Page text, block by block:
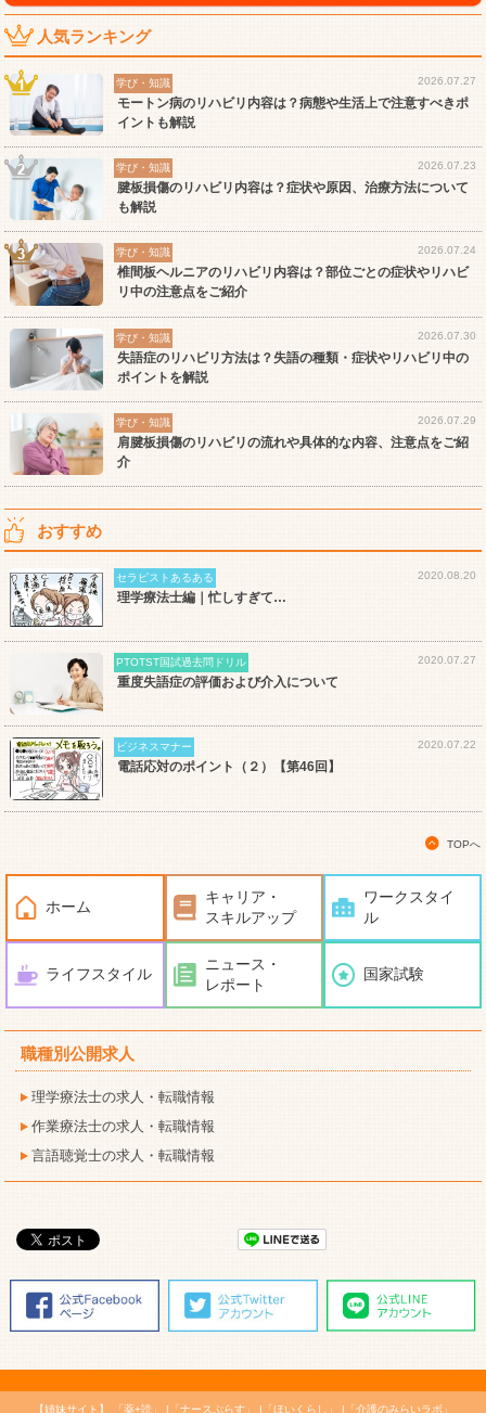
人気ランキング
学び・知識 2026.07.27
モートン病のリハビリ内容は？病態や生活上で注意すべきポ
イントも解説
学び・知識 2026.07.23
腱板損傷のリハビリ内容は？症状や原因、治療方法について
も解説
学び・知識 2026.07.24
椎間板ヘルニアのリハビリ内容は？部位ごとの症状やリハビ
リ中の注意点をご紹介
学び・知識 2026.07.30
失語症のリハビリ方法は？失語の種類・症状やリハビリ中の
ポイントを解説
学び・知識 2026.07.29
肩腱板損傷のリハビリの流れや具体的な内容、注意点をご紹
介
おすすめ
セラピストあるある 2020.08.20
理学療法士編｜忙しすぎて…
PTOTST国試過去問ドリル 2020.07.27
重度失語症の評価および介入について
ビジネスマナー 2020.07.22
電話応対のポイント（２）【第46回】
TOPへ
ホーム
キャリア・
スキルアップ
ワークスタイ
ル
ライフスタイル
ニュース・
レポート
国家試験
職種別公開求人
理学療法士の求人・転職情報
作業療法士の求人・転職情報
言語聴覚士の求人・転職情報
【姉妹サイト】 「薬+読」 「ナースぷらす」 「ほいくらし」 「介護のみらいラボ」